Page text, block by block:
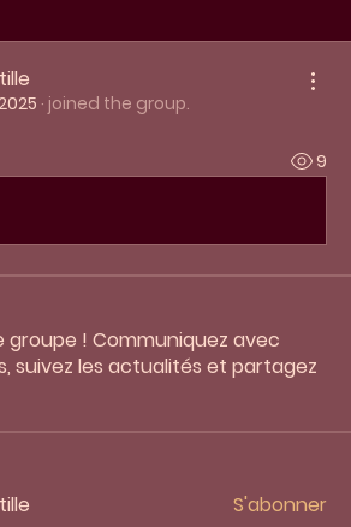
· joined the group.
9
groupe ! Communiquez avec
suivez les actualités et partagez
S'abonner